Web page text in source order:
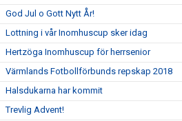
God Jul o Gott Nytt År!
Lottning i vår Inomhuscup sker idag
Hertzöga Inomhuscup för herrsenior
Värmlands Fotbollförbunds repskap 2018
Halsdukarna har kommit
Trevlig Advent!